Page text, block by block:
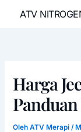
ATV
Harga
Oleh ATV Merapi /